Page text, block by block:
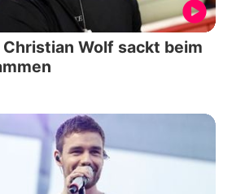
Wolf sackt beim